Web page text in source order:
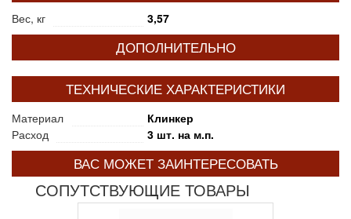
Вес, кг 3,57
ДОПОЛНИТЕЛЬНО
ТЕХНИЧЕСКИЕ ХАРАКТЕРИСТИКИ
Материал
Клинкер
Расход
3 шт. на м.п.
ВАС МОЖЕТ ЗАИНТЕРЕСОВАТЬ
СОПУТСТВУЮЩИЕ ТОВАРЫ